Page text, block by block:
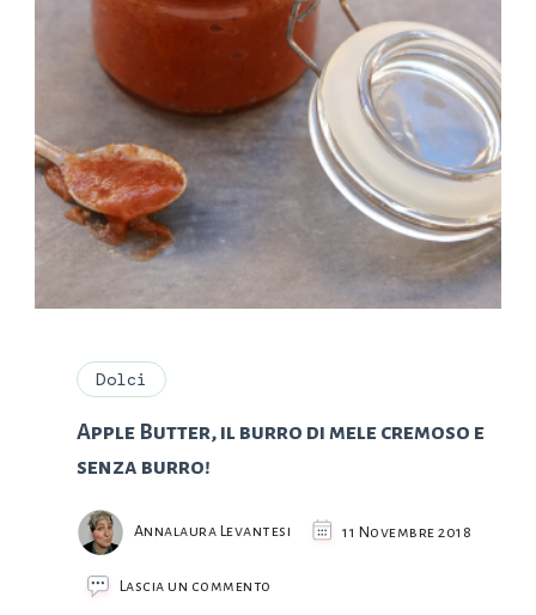
Dolci
Apple Butter, il burro di mele cremoso e
senza burro!
Annalaura Levantesi 11 Novembre 2018
Lascia un commento